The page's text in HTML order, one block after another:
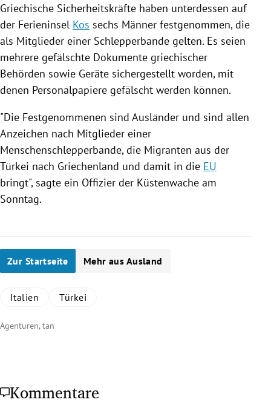
Griechische Sicherheitskräfte haben unterdessen auf
der Ferieninsel Kos sechs Männer festgenommen, die
als Mitglieder einer Schlepperbande gelten. Es seien
mehrere gefälschte Dokumente griechischer
Behörden sowie Geräte sichergestellt worden, mit
denen Personalpapiere gefälscht werden können.
"Die Festgenommenen sind Ausländer und sind allen
Anzeichen nach Mitglieder einer
Menschenschlepperbande, die Migranten aus der
Türkei nach Griechenland und damit in die EU
bringt", sagte ein Offizier der Küstenwache am
Sonntag.
Zur Startseite Mehr aus Ausland
Italien Türkei
Agenturen, tan
Kommentare